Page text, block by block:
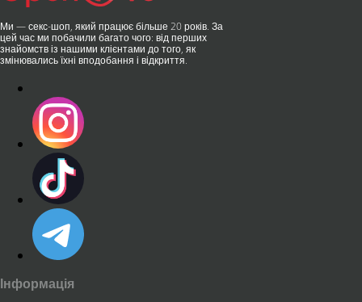
Ми — секс-шоп, який працює більше 20 років. За
цей час ми побачили багато чого: від перших
знайомств із нашими клієнтами до того, як
змінювались їхні вподобання і відкриття.
Інформація